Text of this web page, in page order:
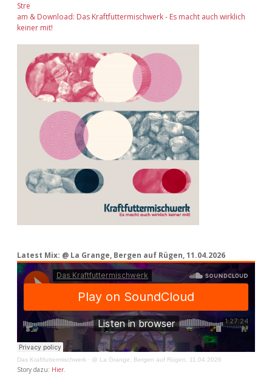
Stre
am & Download: Das Kraftfuttermischwerk - Es macht auch wirklich
keiner mit!
Latest Mix: @ La Grange, Bergen auf Rügen, 11.04.2026
Das Kraftfuttermischwerk · @ La Grange, Bergen auf Rügen, 11.04.2026
Story dazu: Hier